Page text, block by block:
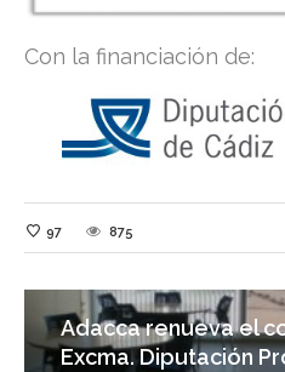
Con la financiación de:
97 875
Adacca renueva el
Excma. Diputación